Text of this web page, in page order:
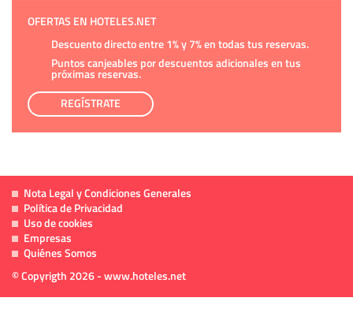
OFERTAS EN HOTELES.NET
Descuento directo entre 1% y 7% en todas tus reservas.
Puntos canjeables por descuentos adicionales en tus
próximas reservas.
REGÍSTRATE
Nota Legal y Condiciones Generales
Política de Privacidad
Uso de cookies
Empresas
Quiénes Somos
© Copyrigth 2026 - www.hoteles.net